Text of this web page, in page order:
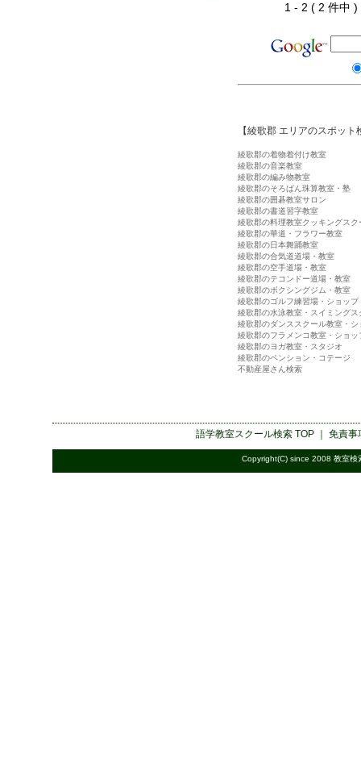
1 - 2 ( 2 件
【綾歌郡 エリアのスポット
綾歌郡の着物着付け教室
綾歌郡の音楽教室
綾歌郡の編み物教室
綾歌郡のそろばん珠算教室・塾
綾歌郡の囲碁教室サロン
綾歌郡の書道習字教室
綾歌郡の料理教室クッキングスク
綾歌郡の華道・フラワー教室
綾歌郡の日本舞踊教室
綾歌郡の合気道道場・教室
綾歌郡の空手道場・教室
綾歌郡のテコンドー道場・教室
綾歌郡のボクシングジム・教室
綾歌郡のゴルフ練習場・ショップ
綾歌郡の水泳教室・スイミングス
綾歌郡のダンススクール教室・シ
綾歌郡のフラメンコ教室・ショッ
綾歌郡のヨガ教室・スタジオ
綾歌郡のペンション・コテージ
不動産屋さん検索
語学教室スクール検索TOP ｜ 免責事
Copyright(C) since 2008 教室検